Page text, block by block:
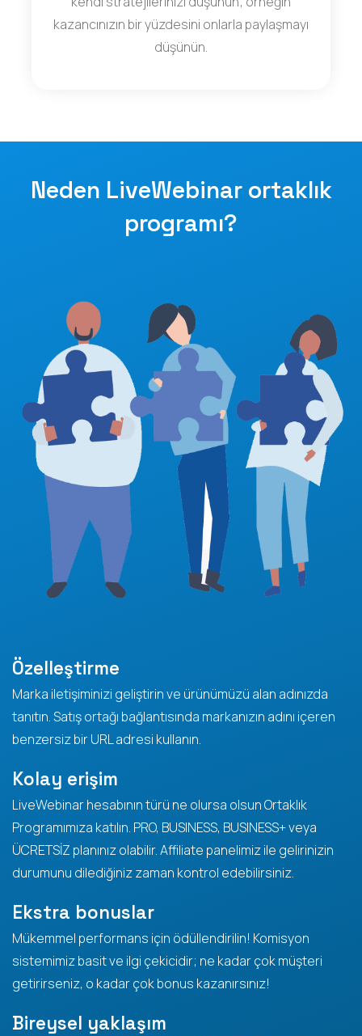
kazancınızın bir yüzdesini onlarla paylaşmayı
düşünün.
Neden LiveWebinar ortaklık
programı?
Özelleştirme
Marka iletişiminizi geliştirin ve ürünümüzü alan adınızda
tanıtın. Satış ortağı bağlantısında markanızın adını içeren
benzersiz bir URL adresi kullanın.
Kolay erişim
LiveWebinar hesabının türü ne olursa olsun Ortaklık
Programımıza katılın. PRO, BUSINESS, BUSINESS+ veya
ÜCRETSİZ planınız olabilir. Affiliate panelimiz ile gelirinizin
durumunu dilediğiniz zaman kontrol edebilirsiniz.
Ekstra bonuslar
Mükemmel performans için ödüllendirilin! Komisyon
sistemimiz basit ve ilgi çekicidir; ne kadar çok müşteri
getirirseniz, o kadar çok bonus kazanırsınız!
Bireysel yaklaşım